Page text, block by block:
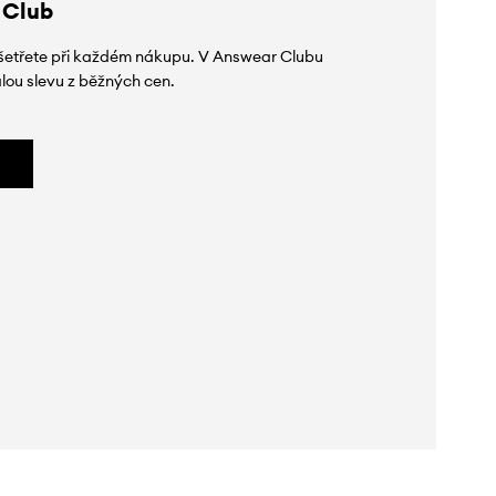
při každém nákupu. V Answear Clubu
slevu z běžných cen.